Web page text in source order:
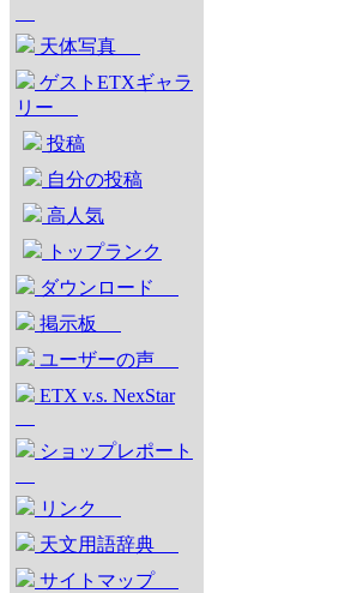
天体写真
ゲストETXギャラ
リー
投稿
自分の投稿
高人気
トップランク
ダウンロード
掲示板
ユーザーの声
ETX v.s. NexStar
ショップレポート
リンク
天文用語辞典
サイトマップ